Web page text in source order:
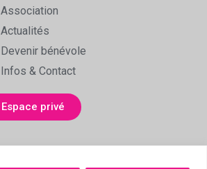
Association
Actualités
Devenir bénévole
Infos & Contact
Espace privé